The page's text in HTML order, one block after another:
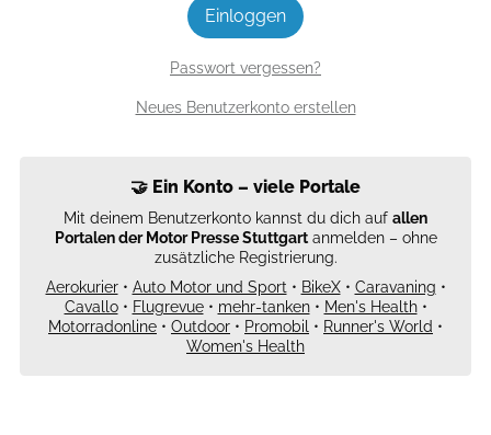
Einloggen
Passwort vergessen?
Neues Benutzerkonto erstellen
🤝 Ein Konto – viele Portale
Mit deinem Benutzerkonto kannst du dich auf allen
Portalen der Motor Presse Stuttgartanmelden – ohne
zusätzliche Registrierung.
Aerokurier• Auto Motor und Sport • BikeX• Caravaning •
Cavallo• Flugrevue• mehr-tanken• Men's Health•
Motorradonline • Outdoor • Promobil • Runner's World •
Women's Health